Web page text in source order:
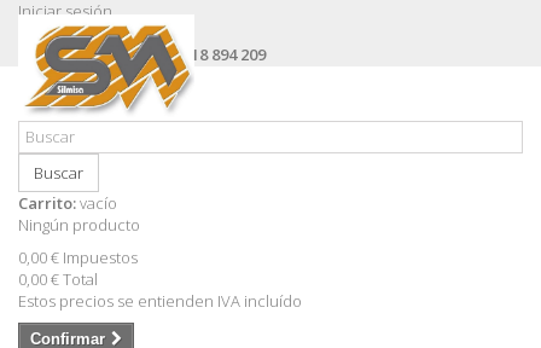
Iniciar sesión
Contacte con nosotros
Llámanos ahora:+34 618 894 209
Buscar
Carrito:vacío
Ningún producto
0,00 € Impuestos
0,00 €Total
Estos precios se entienden IVA incluído
Confirmar